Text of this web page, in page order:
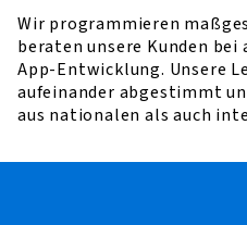
Wir programmieren
beraten unsere Kunden
App-Entwicklung. Unsere
aufeinander abgestimmt
aus nationalen als auch